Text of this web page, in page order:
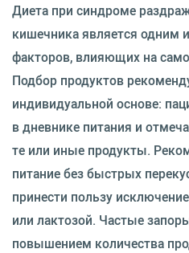
Диета при синдроме
кишечника является одним
факторов, влияющих на
Подбор продуктов
индивидуальной основе:
в дневнике питания и
те или иные продукты.
питание без быстрых
принести пользу
или лактозой. Частые
повышением количества